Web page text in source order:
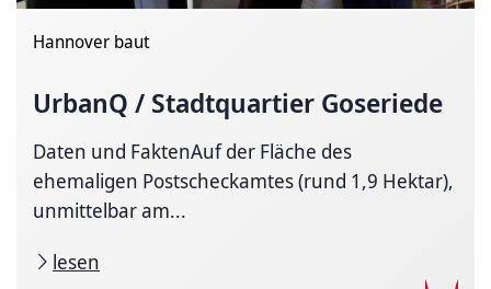
Hannover baut
UrbanQ / Stadtquartier Goseriede
Daten und FaktenAuf der Fläche des
ehemaligen Postscheckamtes (rund 1,9 Hektar),
unmittelbar am...
lesen